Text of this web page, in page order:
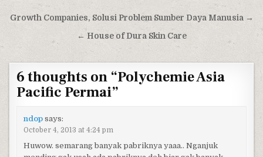
Post navigation
Growth Companies, Solusi Problem Sumber Daya Manusia →
← House of Dura Skin Care
6 thoughts on “Polychemie Asia
Pacific Permai”
ndop says:
October 4, 2013 at 4:24 pm
Huwow. semarang banyak pabriknya yaaa.. Nganjuk